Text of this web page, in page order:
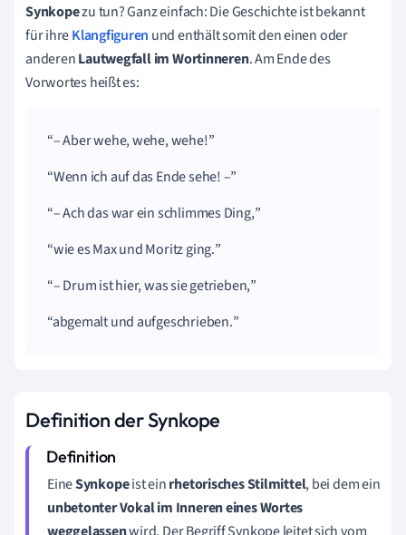
Synkopezu tun? Ganz einfach: Die Geschichte ist bekannt
für ihreKlangfiguren und enthält somit den einen oder
anderenLautwegfall im Wortinneren. Am Ende des
Vorwortes heißt es:
– Aber wehe, wehe, wehe!
Wenn ich auf das Ende sehe! –
– Ach das war ein schlimmes Ding,
wie es Max und Moritz ging.
– Drumist hier, was sie getrieben,
abgemalt und aufgeschrieben.
Definition der Synkope
EineSynkopeist einrhetorisches Stilmittel, bei dem ein
unbetonter Vokalim Inneren eines Wortes
weggelassenwird. Der Begriff Synkope leitet sich vom